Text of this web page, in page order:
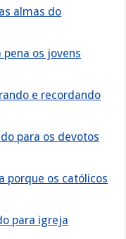
almas do
os jovens
e recordando
para os devotos
porque os católicos
para igreja